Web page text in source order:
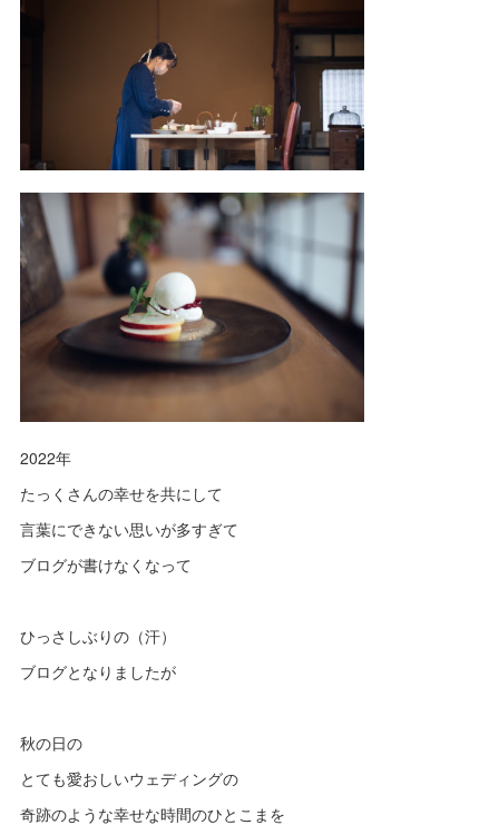
2022年
たっくさんの幸せを共にして
言葉にできない思いが多すぎて
ブログが書けなくなって
ひっさしぶりの（汗）
ブログとなりましたが
秋の日の
とても愛おしいウェディングの
奇跡のような幸せな時間のひとこまを